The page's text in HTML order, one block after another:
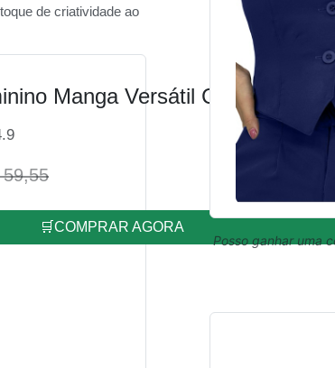
de criatividade ao
Manga Versátil Casual
🛒COMPRAR AGORA
Posso ganhar uma